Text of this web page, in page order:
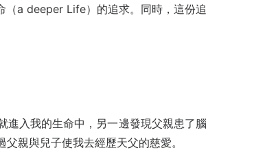
（a deeper Life）的追求。同時，這份追
進入我的生命中，另一邊發現父親患了腦
親與兒子使我去經歷天父的慈愛。